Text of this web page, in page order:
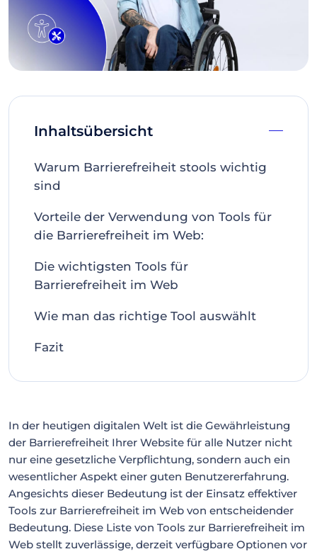
Inhaltsübersicht
Warum Barrierefreiheit stools wichtig
sind
Vorteile der Verwendung von Tools für
die Barrierefreiheit im Web:
Die wichtigsten Tools für
Barrierefreiheit im Web
Wie man das richtige Tool auswählt
Fazit
In der heutigen digitalen Welt ist die Gewährleistung
der Barrierefreiheit Ihrer Website für alle Nutzer nicht
nur eine gesetzliche Verpflichtung, sondern auch ein
wesentlicher Aspekt einer guten Benutzererfahrung.
Angesichts dieser Bedeutung ist der Einsatz effektiver
Tools zur Barrierefreiheit im Web von entscheidender
Bedeutung. Diese Liste von Tools zur Barrierefreiheit im
Web stellt zuverlässige, derzeit verfügbare Optionen vor